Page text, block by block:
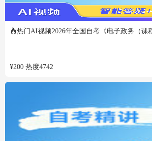
热门AI视频2026年全国自考《电子政务（课
¥200 热度4742